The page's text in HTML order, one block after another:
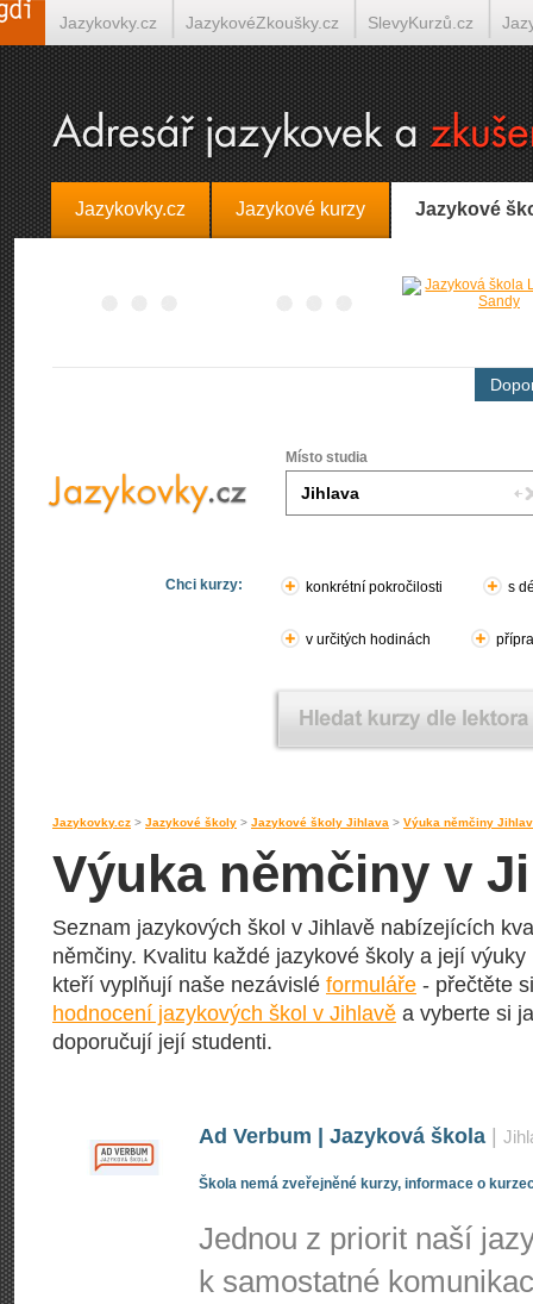
Jazykovky.cz Jazykové kurzy Jazykové
Místo studia
Chci kurzy: konkrétní pokročilosti s
v určitých hodinách
Jazykovky.cz > Jazykové školy > Jazykové školy Jihlava > Výuka němčiny
Výuka němčiny v
Seznam jazykových škol v Jihlavě nabízejících
němčiny. Kvalitu každé jazykové školy a její
kteří vyplňují naše nezávislé formuláře - přečtěte
hodnocení jazykových škol v Jihlavě a vyberte si
doporučují její studenti.
Ad Verbum | Jazyková škola
Škola nemá zveřejněné kurzy, informace o
Jednou z priorit naší
k samostatné
Jazykovky.cz JazykovéZkoušky.cz SlevyKurzů.cz
Španělština on-line Italština on-line Tlumočení-